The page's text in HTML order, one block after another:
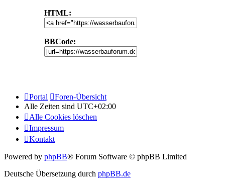
HTML:
BBCode:
Portal
Foren-Übersicht
Alle Zeiten sind UTC+02:00
Alle Cookies löschen
Impressum
Kontakt
Powered by phpBB® Forum Software © phpBB Limited
Deutsche Übersetzung durch phpBB.de